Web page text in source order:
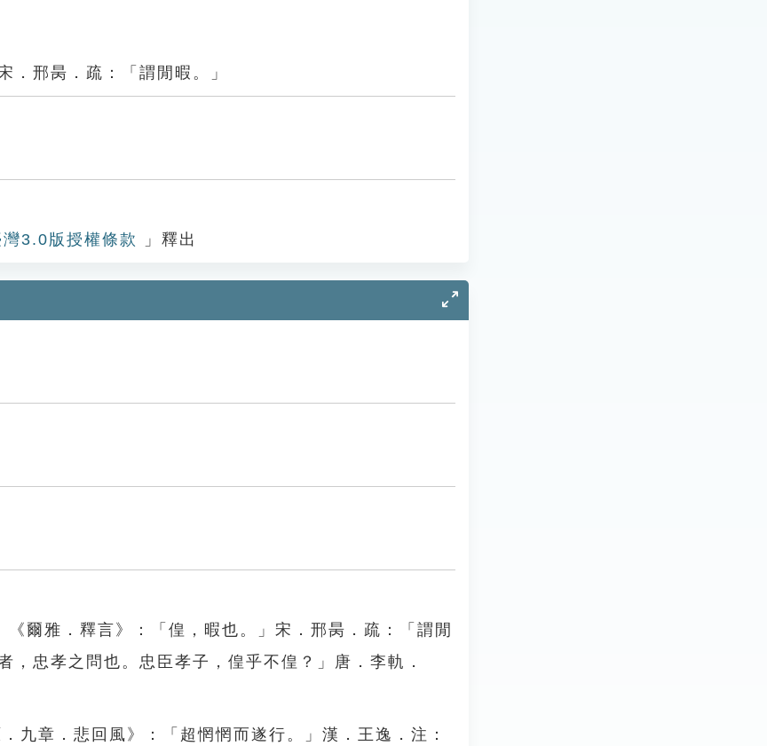
．邢昺．疏：「謂閒暇。」
3.0版授權條款 」釋出
爾雅．釋言》：「偟，暇也。」宋．邢昺．疏：「謂閒
，忠孝之問也。忠臣孝子，偟乎不偟？」唐．李軌．
九章．悲回風》：「超惘惘而遂行。」漢．王逸．注：